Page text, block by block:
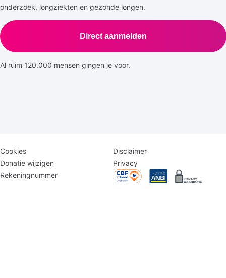
onderzoek, longziekten en gezonde longen.
Direct aanmelden
Al ruim 120.000 mensen gingen je voor.
Disclaimer
menu
Cookies
Disclaimer
Donatie wijzigen
Privacy
Rekeningnummer
Logomenu